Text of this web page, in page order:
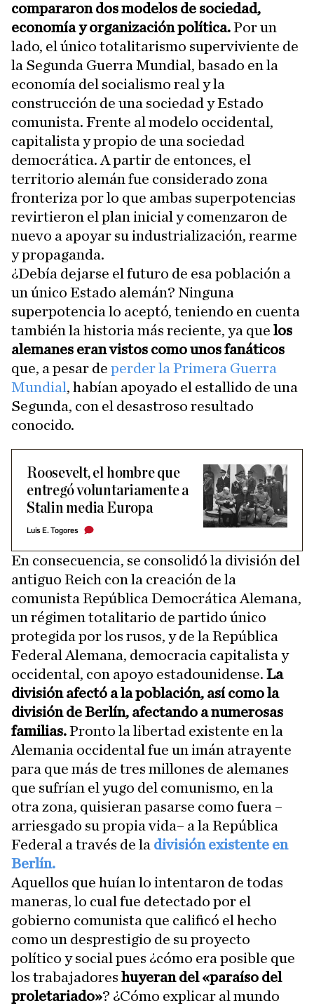
compararon dos modelos de sociedad,
economía y organización política.Por un
lado, el único totalitarismo superviviente de
la Segunda Guerra Mundial, basado en la
economía del socialismo real y la
construcción de una sociedad y Estado
comunista. Frente al modelo occidental,
capitalista y propio de una sociedad
democrática. A partir de entonces, el
territorio alemán fue considerado zona
fronteriza por lo que ambas superpotencias
revirtieron el plan inicial y comenzaron de
nuevo a apoyar su industrialización, rearme
y propaganda.
¿Debía dejarse el futuro de esa población a
un único Estado alemán? Ninguna
superpotencia lo aceptó, teniendo en cuenta
también la historia más reciente, ya que los
alemanes eran vistos como unos fanáticos
que, a pesar de perder la Primera Guerra
Mundial , habían apoyado el estallido de una
Segunda, con el desastroso resultado
conocido.
Roosevelt, el hombre que
entregó voluntariamente a
Stalin media Europa
Luis E. Togores
En consecuencia, se consolidó la división del
antiguo Reich con la creación de la
comunista República Democrática Alemana,
un régimen totalitario de partido único
protegida por los rusos, y de la República
Federal Alemana, democracia capitalista y
occidental, con apoyo estadounidense. La
división afectó a la población, así como la
división de Berlín, afectando a numerosas
familias.Pronto la libertad existente en la
Alemania occidental fue un imán atrayente
para que más de tres millones de alemanes
que sufrían el yugo del comunismo, en la
otra zona, quisieran pasarse como fuera –
arriesgado su propia vida– a la República
Federal a través de la división existente en
Berlín.
Aquellos que huían lo intentaron de todas
maneras, lo cual fue detectado por el
gobierno comunista que calificó el hecho
como un desprestigio de su proyecto
político y social pues ¿cómo era posible que
los trabajadores huyeran del «paraíso del
proletariado»? ¿Cómo explicar al mundo